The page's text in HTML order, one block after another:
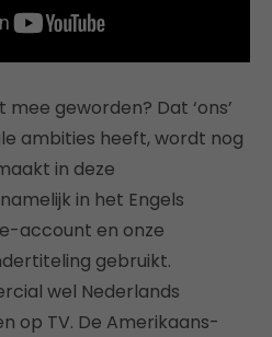
geworden? Dat ‘ons’
ambities heeft, wordt nog
in deze
in het Engels
account en onze
gebruikt.
wel Nederlands
op TV. De Amerikaans-